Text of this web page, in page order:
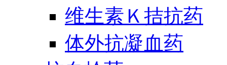
维生素Ｋ拮抗药
体外抗凝血药